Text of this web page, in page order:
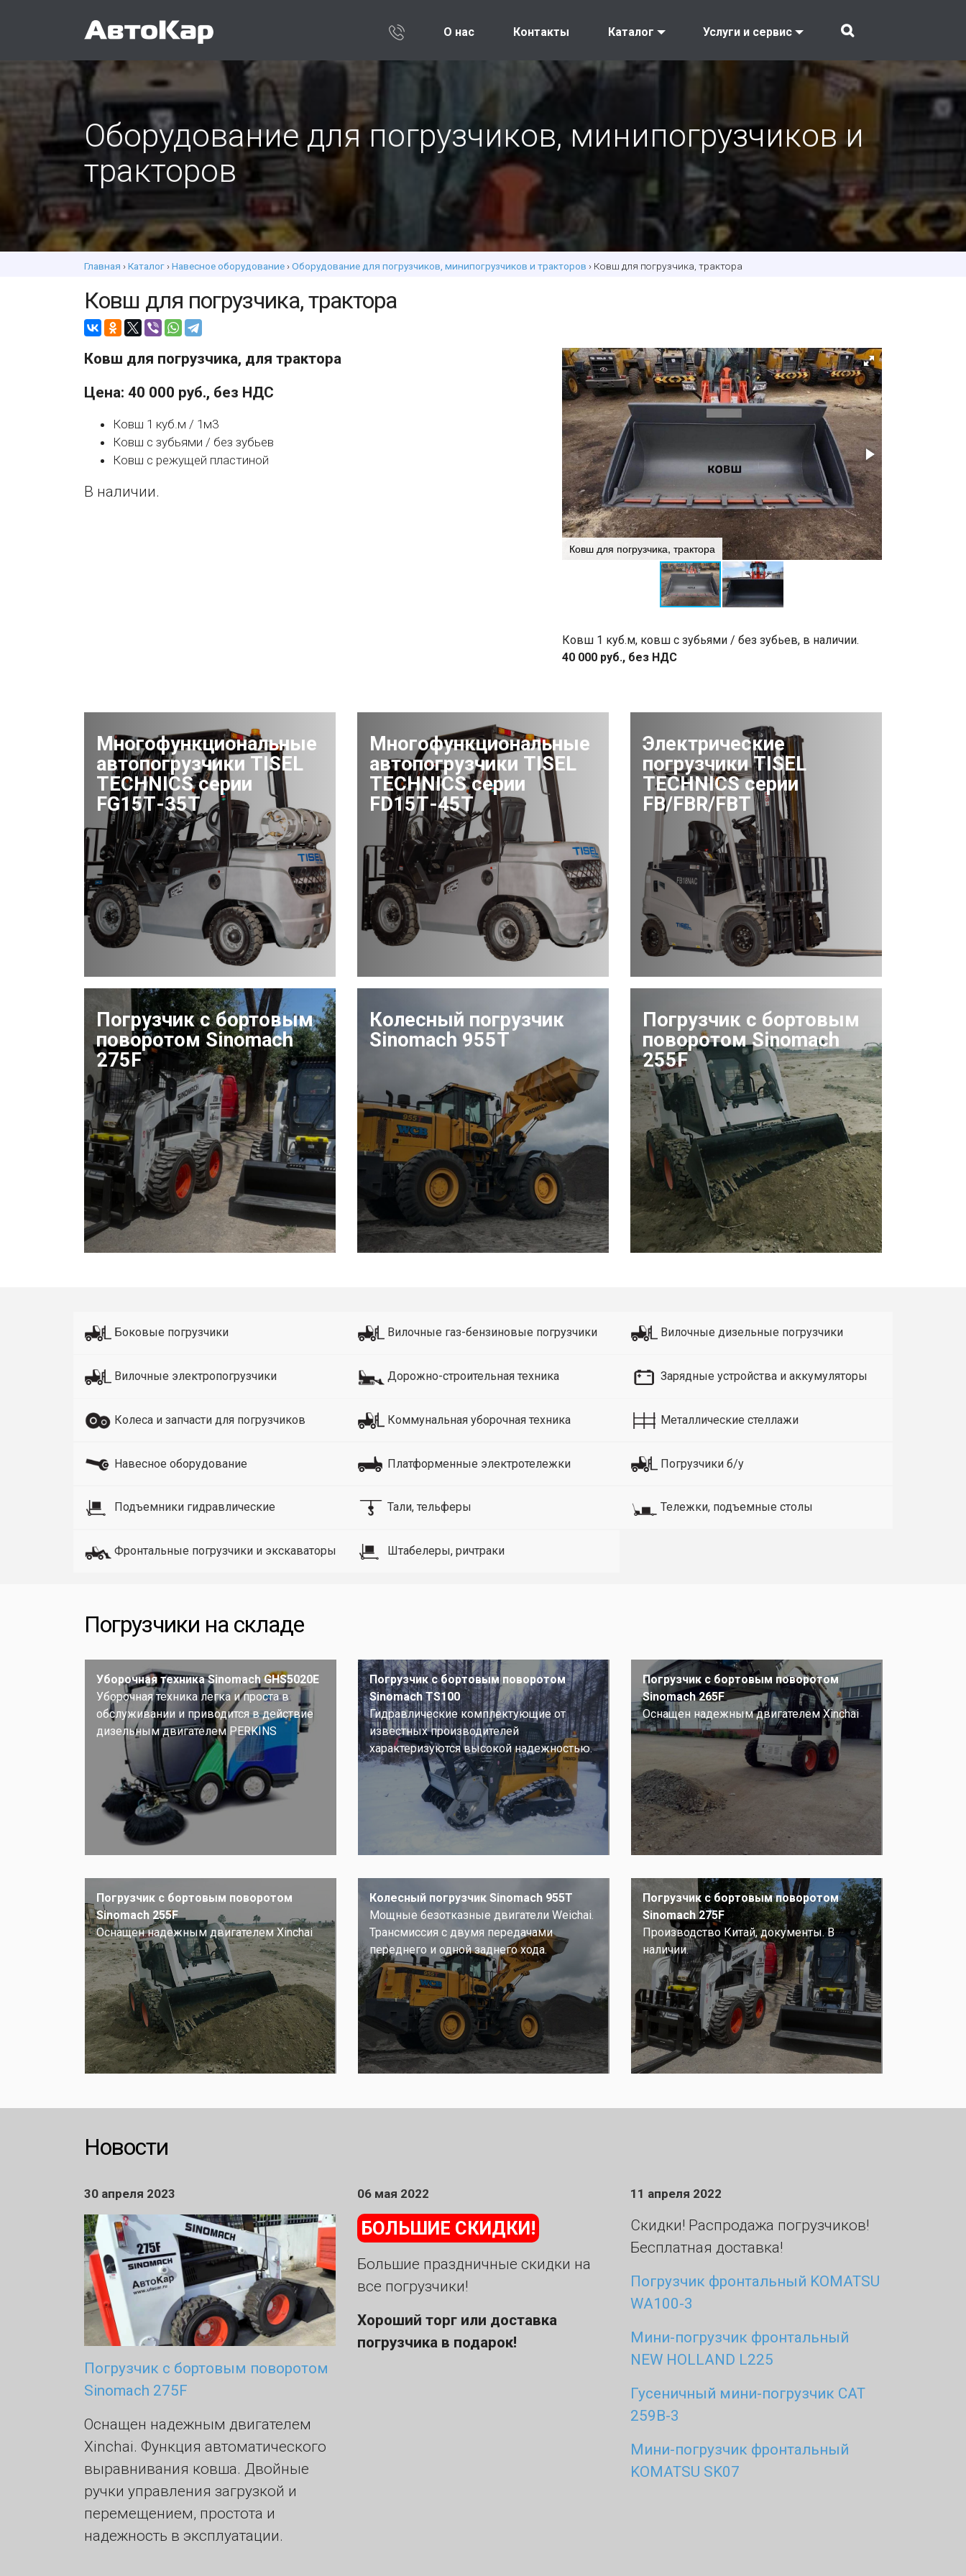
О нас Контакты Каталог Услуги и сервис
Оборудование для погрузчиков, минипогрузчиков и
тракторов
Главная ›Каталог ›Навесное оборудование ›Оборудование для погрузчиков, минипогрузчиков и тракторов › Ковш для погрузчика, трактора
Ковш для погрузчика, трактора
Ковш для погрузчика, трактора
Ковш 1 куб.м, ковш с зубьями / без зубьев, в наличии.
40 000 руб., без НДС
Ковш для погрузчика, для трактора
Цена: 40 000 руб., без НДС
Ковш 1 куб.м / 1м3
Ковш с зубьями / без зубьев
Ковш с режущей пластиной
В наличии.
Многофункциональные
автопогрузчики TISEL
TECHNICS серии
FG15Т-35Т
Многофункциональные
автопогрузчики TISEL
TECHNICS серии
FD15Т-45Т
Электрические
погрузчики TISEL
TECHNICS серии
FB/FBR/FBT
Погрузчик с бортовым
поворотом Sinomach
275F
Колесный погрузчик
Sinomach 955T
Погрузчик с бортовым
поворотом Sinomach
255F
Боковые погрузчики Вилочные газ-бензиновые погрузчики Вилочные дизельные погрузчики
Вилочные электропогрузчики Дорожно-строительная техника Зарядные устройства и аккумуляторы
Колеса и запчасти для погрузчиков Коммунальная уборочная техника Металлические стеллажи
Навесное оборудование Платформенные электротележки Погрузчики б/у
Подъемники гидравлические Тали, тельферы Тележки, подъемные столы
Фронтальные погрузчики и экскаваторы Штабелеры, ричтраки
Погрузчики на складе
Уборочная техника Sinomach GHS5020E
Уборочная техника легка и проста в
обслуживании и приводится в действие
дизельным двигателем PERKINS
Погрузчик с бортовым поворотом
Sinomach TS100
Гидравлические комплектующие от
известных производителей
характеризуются высокой надежностью.
Погрузчик с бортовым поворотом
Sinomach 265F
Оснащен надежным двигателем Xinchai
Погрузчик с бортовым поворотом
Sinomach 255F
Оснащен надежным двигателем Xinchai
Колесный погрузчик Sinomach 955T
Мощные безотказные двигатели Weichai.
Трансмиссия с двумя передачами
переднего и одной заднего хода.
Погрузчик с бортовым поворотом
Sinomach 275F
Производство Китай, документы. В
наличии.
Новости
30 апреля 2023
Погрузчик с бортовым поворотом
Sinomach 275F
Оснащен надежным двигателем
Xinchai. Функция автоматического
выравнивания ковша. Двойные
ручки управления загрузкой и
перемещением, простота и
надежность в эксплуатации.
06 мая 2022
БОЛЬШИЕ СКИДКИ!
Большие праздничные скидки на
все погрузчики!
Хороший торг или доставка
погрузчика в подарок!
11 апреля 2022
Скидки! Распродажа погрузчиков!
Бесплатная доставка!
Погрузчик фронтальный KOMATSU
WA100-3
Мини-погрузчик фронтальный
NEW HOLLAND L225
Гусеничный мини-погрузчик CAT
259B-3
Мини-погрузчик фронтальный
KOMATSU SK07